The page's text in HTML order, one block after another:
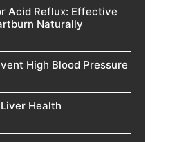
Acid Reflux: Effective
Naturally
High Blood Pressure
Health